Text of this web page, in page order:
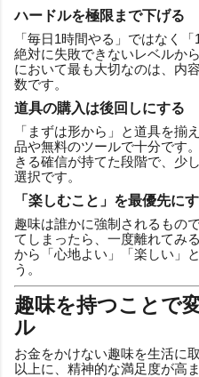
ハードルを極限まで下げる
「毎日1時間やる」ではなく
絶対に失敗できないレベルか
において最も大切なのは、内
数です。
道具の購入は後回しにする
「まずは形から」と道具を揃
品や無料のツールで十分です
きる確信が持てた段階で、少
選択です。
「楽しむこと」を最優先に
趣味は誰かに強制されるもの
てしまったら、一度離れてみ
から「心地よい」「楽しい」
う。
趣味を持つことで
ル
お金をかけない趣味を生活に
以上に、精神的な満足度が高ま